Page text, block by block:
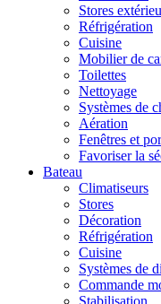
Stores
Réfrigération
Cuisine
Mobilier de
Toilettes
Nettoyage
Systèmes de
Aération
Fenêtres et
Favoriser la
Bateau
Climatiseurs
Stores
Décoration
Réfrigération
Cuisine
Systèmes de
Commande